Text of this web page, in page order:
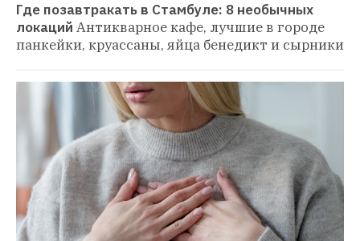
Где позавтракать в Стамбуле: 8 необычных
локаций Антикварное кафе, лучшие в городе
панкейки, круассаны, яйца бенедикт и сырники